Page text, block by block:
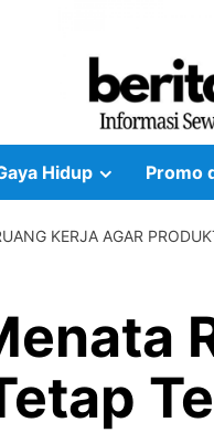
Hidup Promo
KERJA AGAR